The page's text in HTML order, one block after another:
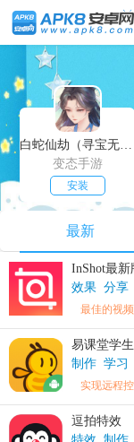
白蛇仙劫（寻宝无限真充）
变态手游
安装
最新
InShot最新
效果 分享
最佳的视
易课堂学
制作 学习
实现远程
逗拍特效